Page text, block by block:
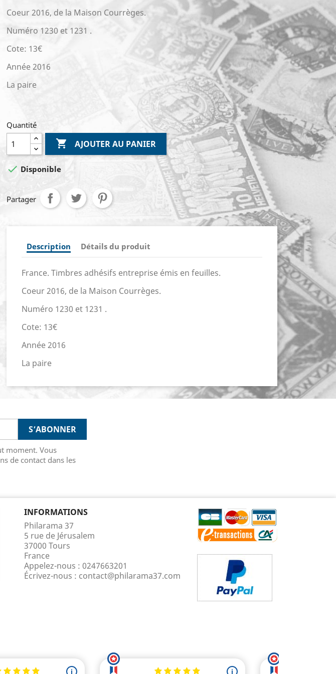
Coeur 2016, de la Maison Courrèges.
Numéro 1230 et 1231 .
Cote: 13€
Année 2016
La paire
Quantité
 AJOUTER AU PANIER
 Disponible
Partager
Description Détails du produit
France. Timbres adhésifs entreprise émis en feuilles.
Coeur 2016, de la Maison Courrèges.
Numéro 1230 et 1231 .
Cote: 13€
Année 2016
La paire
moment. Vous
de contact dans les
INFORMATIONS
Philarama 37
5 rue de Jérusalem
37000 Tours
France
Appelez-nous : 0247663201
Écrivez-nous : contact@philarama37.com